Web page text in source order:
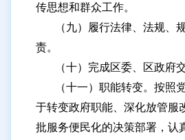
历下区智远街道办事处
传思想和群众工作。
（九）履行法律、法规、
责。
（十）完成区委、区政府
（十一）职能转变。按照
于转变政府职能、深化放管服
批服务便民化的决策部署，认